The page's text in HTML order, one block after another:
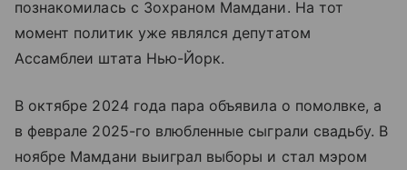
познакомилась с Зохраном Мамдани. На тот
момент политик уже являлся депутатом
Ассамблеи штата Нью-Йорк.
В октябре 2024 года пара объявила о помолвке, а
в феврале 2025-го влюбленные сыграли свадьбу. В
ноябре Мамдани выиграл выборы и стал мэром